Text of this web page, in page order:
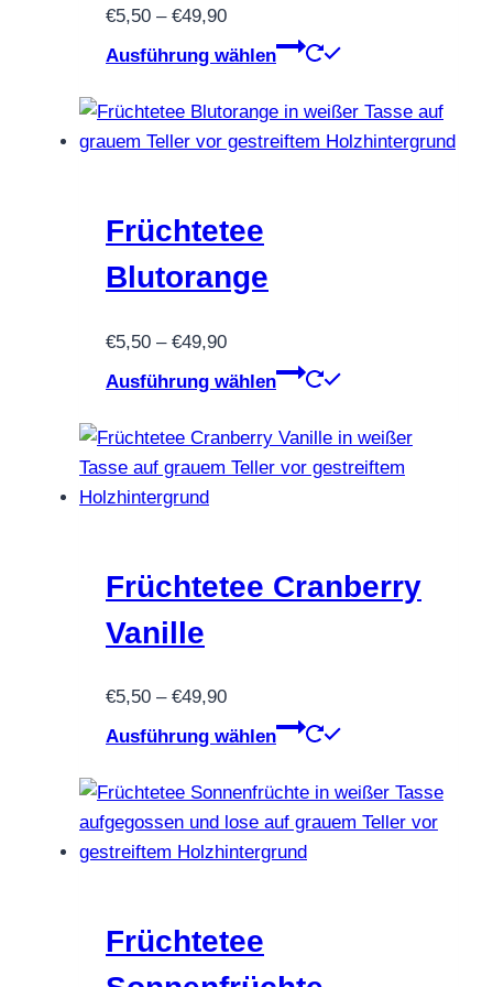
€5,50 – €49,90Preisspanne:
€5,50
€49,90
Ausführung wählen
Dieses
weist
mehrere
Produktseite
werden
Früchtetee
Blutorange
€5,50 – €49,90Preisspanne:
€5,50
€49,90
Ausführung wählen
Dieses
weist
mehrere
Optionen
können
gewählt
Früchtetee Cranberry
Vanille
€5,50 – €49,90Preisspanne:
€5,50
€49,90
Ausführung wählen
Dieses
weist
mehrere
Früchtetee